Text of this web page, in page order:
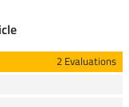
2 Evaluations